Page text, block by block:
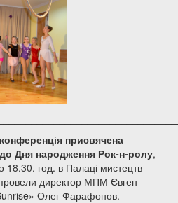
присвячена
Дня народження Рок-н-ролу,
18.30. год. в Палаці мистецтв
директор МПМ Євген
Олег Фарафонов.